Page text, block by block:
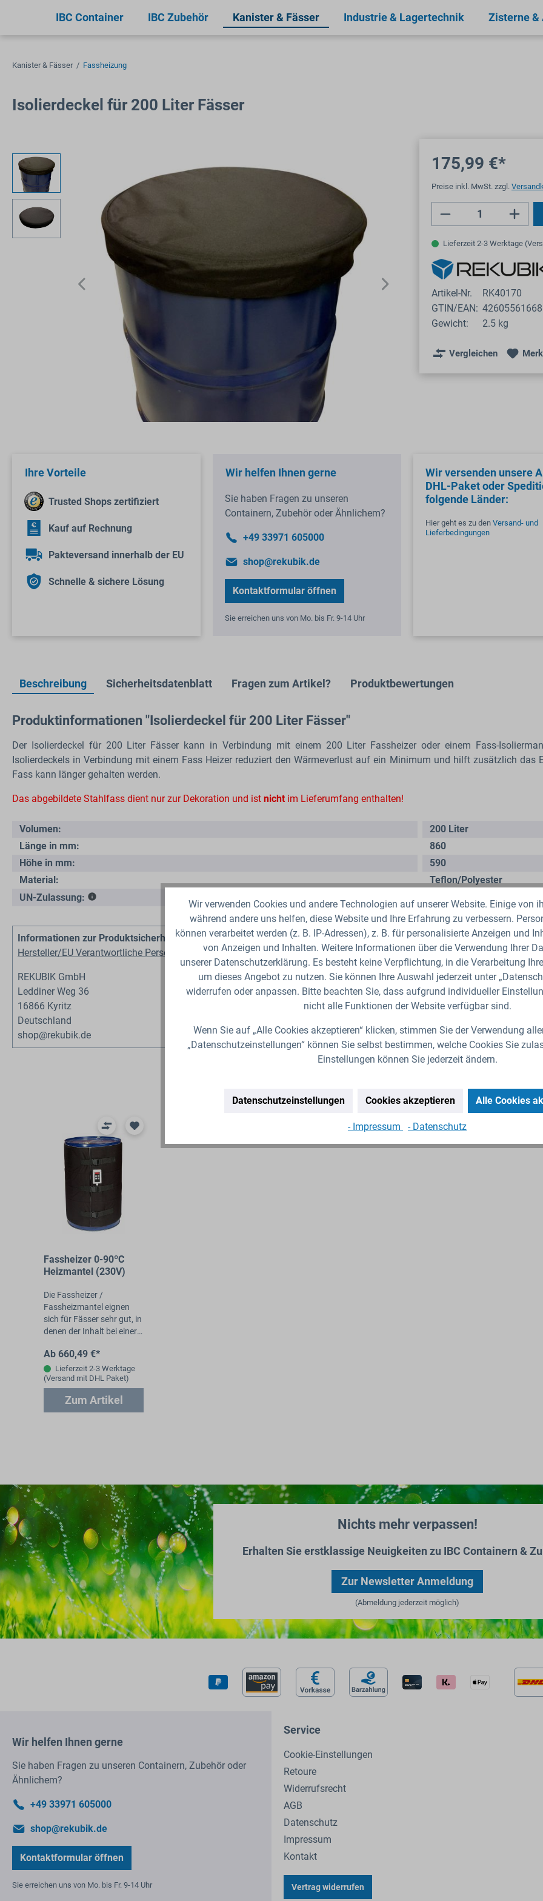
Zur Hauptnavigation springen
IBC Container IBC Zubehör Kanister & Fässer Industrie & Lagertechnik Zisterne &
Kanister & Fässer / Fassheizung
Isolierdeckel für 200 Liter Fässer
175,99 €*
Preise inkl. MwSt. zzgl.
Produkt
Lieferzeit 2-3 Werktage
Artikel-Nr.
RK40170
GTIN/EAN:
Gewicht:
2.5 kg
Vergleichen
Ihre Vorteile
Trusted Shops zertifiziert
Kauf auf Rechnung
Pakteversand innerhalb der EU
Schnelle & sichere Lösung
Wir helfen Ihnen gerne
Sie haben Fragen zu unseren
Containern, Zubehör oder Ähnlichem?
+49 33971 605000
shop@rekubik.de
Kontaktformular öffnen
Sie erreichen uns von Mo. bis Fr. 9-14 Uhr
Wir versenden unsere
DHL-Paket oder
folgende Länder:
Hier geht es zu den Versand- und
Lieferbedingungen
Beschreibung Sicherheitsdatenblatt Fragen zum Artikel? Produktbewertungen
Produktinformationen "Isolierdeckel für 200 Liter Fässer"
Der Isolierdeckel für 200 Liter Fässer kann in Verbindung mit einem 200 Liter Fassheizer oder einem Fass-
Isolierdeckels in Verbindung mit einem Fass Heizer reduziert den Wärmeverlust auf ein Minimum und hilft zusätzlich das
Fass kann länger gehalten werden.
Das abgebildete Stahlfass dient nur zur Dekoration und ist nicht im Lieferumfang enthalten!
Volumen:
200 Liter
Länge in mm:
860
Höhe in mm:
590
Material:
Teflon/Polyester
UN-Zulassung:
Informationen zur Produktsicherheit
Hersteller/EU Verantwortliche Person
REKUBIK GmbH
Leddiner Weg 36
16866 Kyritz
Deutschland
shop@rekubik.de
Fassheizer 0-90ºC
Heizmantel (230V)
Die Fassheizer /
Fassheizmantel eignen
sich für Fässer sehr gut, in
denen der Inhalt bei einer
Temperatur und einer
bestimmten Viskosität
gelagert…
Ab 660,49 €*
Lieferzeit 2-3 Werktage
(Versand mit DHL Paket)
Zum Artikel
Nichts mehr verpassen!
Erhalten Sie erstklassige Neuigkeiten zu IBC Containern &
Zur Newsletter Anmeldung
(Abmeldung jederzeit möglich)
Wir helfen Ihnen gerne
Sie haben Fragen zu unseren Containern, Zubehör oder
Ähnlichem?
+49 33971 605000
shop@rekubik.de
Kontaktformular öffnen
Sie erreichen uns von Mo. bis Fr. 9-14 Uhr
Service
Cookie-Einstellungen
Retoure
Widerrufsrecht
AGB
Datenschutz
Impressum
Kontakt
Vertrag widerrufen
Wir verwenden Cookies und andere Technologien auf unserer Website. Einige von
während andere uns helfen, diese Website und Ihre Erfahrung zu verbessern.
können verarbeitet werden (z. B. IP-Adressen), z. B. für personalisierte Anzeigen und
von Anzeigen und Inhalten. Weitere Informationen über die Verwendung Ihrer
unserer Datenschutzerklärung. Es besteht keine Verpflichtung, in die Verarbeitung
um dieses Angebot zu nutzen. Sie können Ihre Auswahl jederzeit unter
widerrufen oder anpassen. Bitte beachten Sie, dass aufgrund individueller
nicht alle Funktionen der Website verfügbar sind.
Wenn Sie auf „Alle Cookies akzeptieren“ klicken, stimmen Sie der Verwendung
„Datenschutzeinstellungen“ können Sie selbst bestimmen, welche Cookies Sie
Einstellungen können Sie jederzeit ändern.
Datenschutzeinstellungen Cookies akzeptieren Alle Cookies
- Impressum - Datenschutz